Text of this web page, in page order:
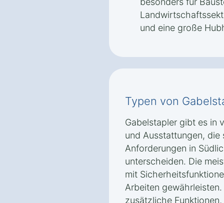
und eine große
Typen von
Gabelstapler gibt es in
und Ausstattungen,
Anforderungen in
unterscheiden. Die
mit
Arbeiten
zusätzliche